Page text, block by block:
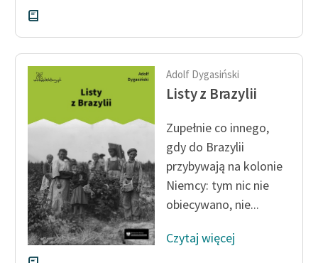
Odkurzamy bohaterów
Szkoła Poezji Wolnych
Lektur
O nas
Kontakt
Zespół
Zasady wykorzystania
Wolnych Lektur
Adolf Dygasiński
Listy z Brazylii
Zupełnie co innego,
gdy do Brazylii
przybywają na kolonie
Niemcy: tym nic nie
obiecywano, nie...
Czytaj więcej